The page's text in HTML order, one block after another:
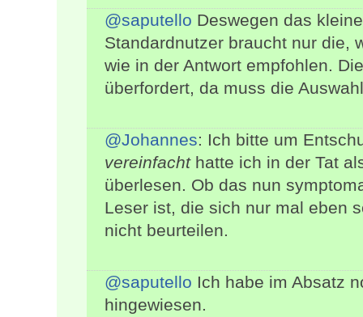
@saputello Deswegen das
Standardnutzer braucht nur die,
wie in der Antwort empfohlen.
überfordert, da muss die
@Johannes: Ich bitte um
vereinfachthatte ich in der Tat
überlesen. Ob das nun
Leser ist, die sich nur mal eben
nicht beurteilen.
@saputello Ich habe im Absatz
hingewiesen.